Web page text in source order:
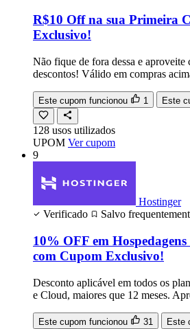
R$10 Off na sua Primeira
Exclusivo!
Não fique de fora dessa e aproveite
descontos! Válido em compras
Este cupom funcionou 1 Este
128 usos utilizados
UPOM Ver cupom
9
Hostinger
Verificado
Salvo
10% OFF em Hospedagens
com Cupom Exclusivo!
Desconto aplicável em todos os
e Cloud, maiores que 12 meses.
Este cupom funcionou 31 Este